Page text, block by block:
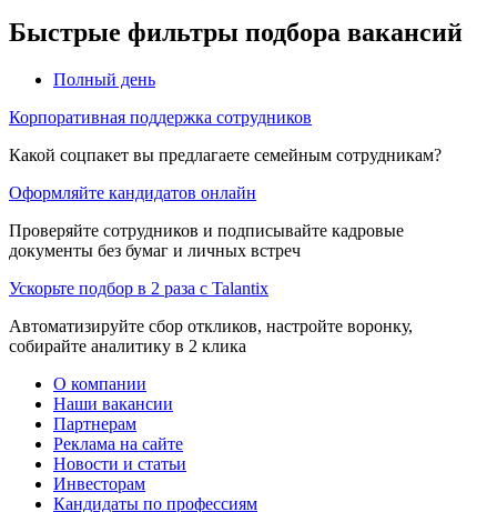
Быстрые фильтры подбора вакансий
Полный день
Корпоративная поддержка сотрудников
Какой соцпакет вы предлагаете семейным сотрудникам?
Оформляйте кандидатов онлайн
Проверяйте сотрудников и подписывайте кадровые
документы без бумаг и личных встреч
Ускорьте подбор в 2 раза с Talantix
Автоматизируйте сбор откликов, настройте воронку,
собирайте аналитику в 2 клика
О компании
Наши вакансии
Партнерам
Реклама на сайте
Новости и статьи
Инвесторам
Кандидаты по профессиям